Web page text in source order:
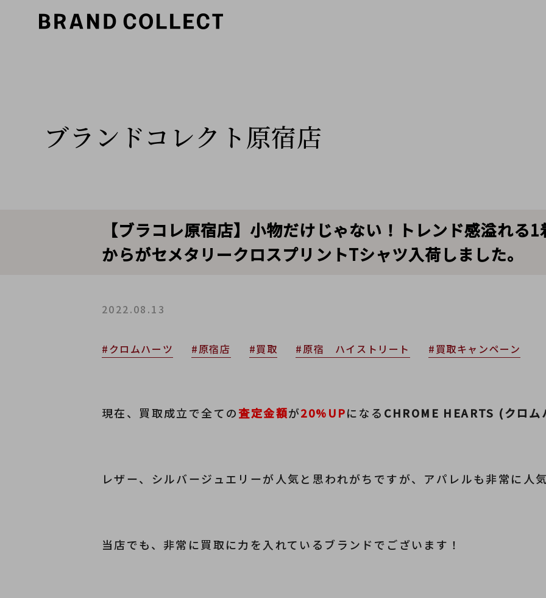
ブランドコレクト原宿店
【ブラコレ原宿店】小物だけじゃない！トレンド感溢れる
からがセメタリークロスプリントTシャツ入荷しました。
2022.08.13
#クロムハーツ #原宿店 #買取 #原宿 ハイストリート #買取キャンペーン
現在、買取成立で全ての査定金額が20%UPになる CHROME HEARTS (クロム
レザー、シルバージュエリーが人気と思われがちですが、 アパレルも非常に人
当店でも、非常に買取に力を入れているブランドでございます！